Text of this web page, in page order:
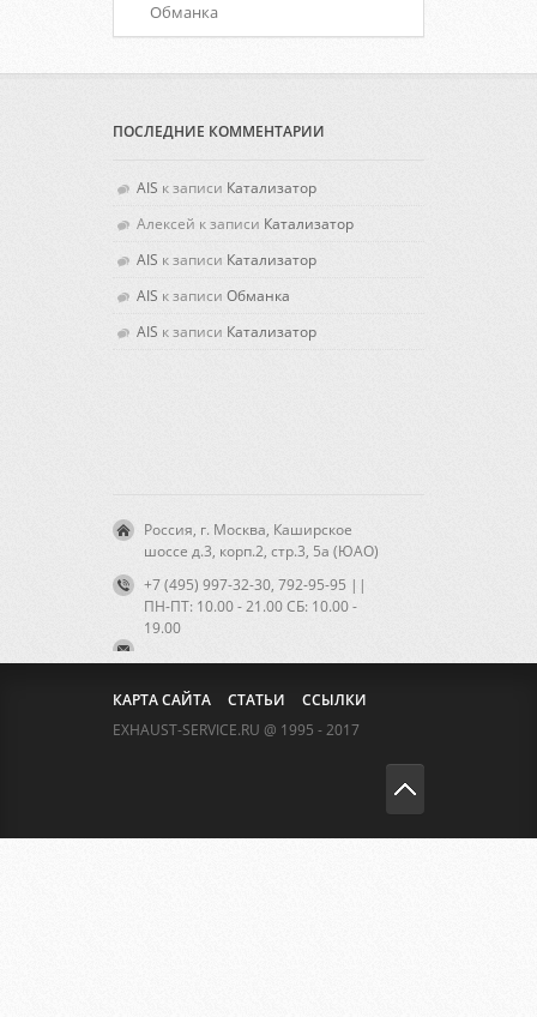
Обманка
ПОСЛЕДНИЕ КОММЕНТАРИИ
AIS к записи Катализатор
Алексей к записи Катализатор
AIS к записи Катализатор
AIS к записи Обманка
AIS к записи Катализатор
Россия, г. Москва, Каширское
шоссе д.3, корп.2, стр.3, 5а (ЮАО)
+7 (495) 997-32-30, 792-95-95 ||
ПН-ПТ: 10.00 - 21.00 CБ: 10.00 -
19.00
КАРТА САЙТА СТАТЬИ
ССЫЛКИ
EXHAUST-SERVICE.RU @ 1995 - 2017